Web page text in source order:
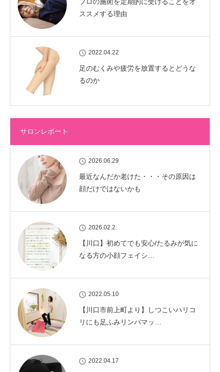
ススメする理由
2022.04.22
足のむくみや疲労を放置するとどうな
るのか
サロンレポート
2026.06.29
最近なんだか老けた・・・その原因は
顔だけではないかも
2026.02.2
【川口】初めてでも安心/たるみが気に
なる方の小顔フェイシ…
2022.05.10
【川口市前上町より】しつこいハリコ
リにも足ふみリンパマッ…
2022.04.17